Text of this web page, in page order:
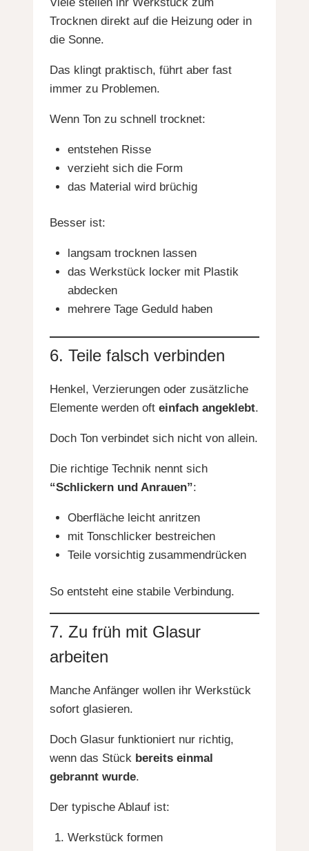
Trocknen direkt auf die Heizung oder in
die Sonne.
Das klingt praktisch, führt aber fast
immer zu Problemen.
Wenn Ton zu schnell trocknet:
entstehen Risse
verzieht sich die Form
das Material wird brüchig
Besser ist:
langsam trocknen lassen
das Werkstück locker mit Plastik
abdecken
mehrere Tage Geduld haben
6. Teile falsch verbinden
Henkel, Verzierungen oder zusätzliche
Elemente werden oft einfach angeklebt.
Doch Ton verbindet sich nicht von allein.
Die richtige Technik nennt sich
“Schlickern und Anrauen”:
Oberfläche leicht anritzen
mit Tonschlicker bestreichen
Teile vorsichtig zusammendrücken
So entsteht eine stabile Verbindung.
7. Zu früh mit Glasur
arbeiten
Manche Anfänger wollen ihr Werkstück
sofort glasieren.
Doch Glasur funktioniert nur richtig,
wenn das Stück bereits einmal
gebrannt wurde.
Der typische Ablauf ist:
Werkstück formen